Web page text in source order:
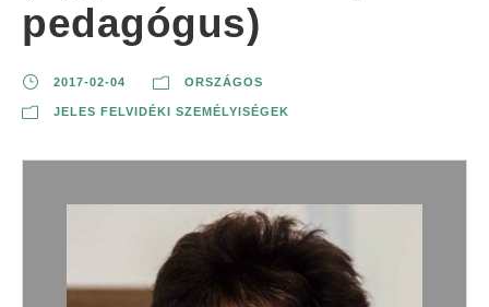
pedagógus)
2017-02-04 ORSZÁGOS
JELES FELVIDÉKI SZEMÉLYISÉGEK